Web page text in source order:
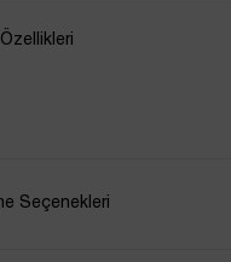
Seçenekleri